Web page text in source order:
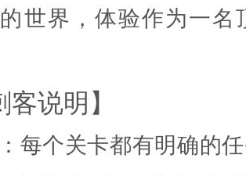
世界，体验作为一名
客说明】
每个关卡都有明确的